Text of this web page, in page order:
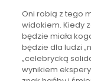
Oni robią z tego
widokiem. Kiedy
będzie miała
będzie dla ludzi
„celebrycką
wynikiem